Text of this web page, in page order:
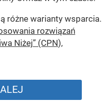
różne warianty wsparcia.
rozwiązań
Niżej” (CPN),